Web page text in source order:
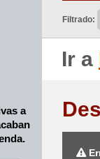
Filtrado:
Ir a
a